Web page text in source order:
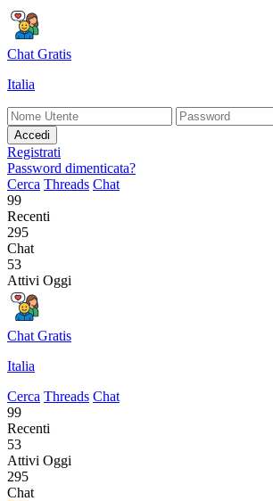
Chat Gratis
Italia
Accedi
Registrati
Password dimenticata?
Cerca Threads Chat
99
Recenti
295
Chat
53
Attivi Oggi
Chat Gratis
Italia
Cerca Threads Chat
99
Recenti
53
Attivi Oggi
295
Chat